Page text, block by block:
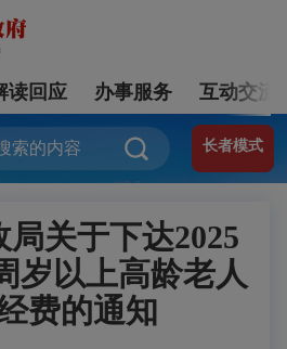
读回应 办事服务 互动交流
长者模式
关于下达2025
岁以上高龄老人
费的通知